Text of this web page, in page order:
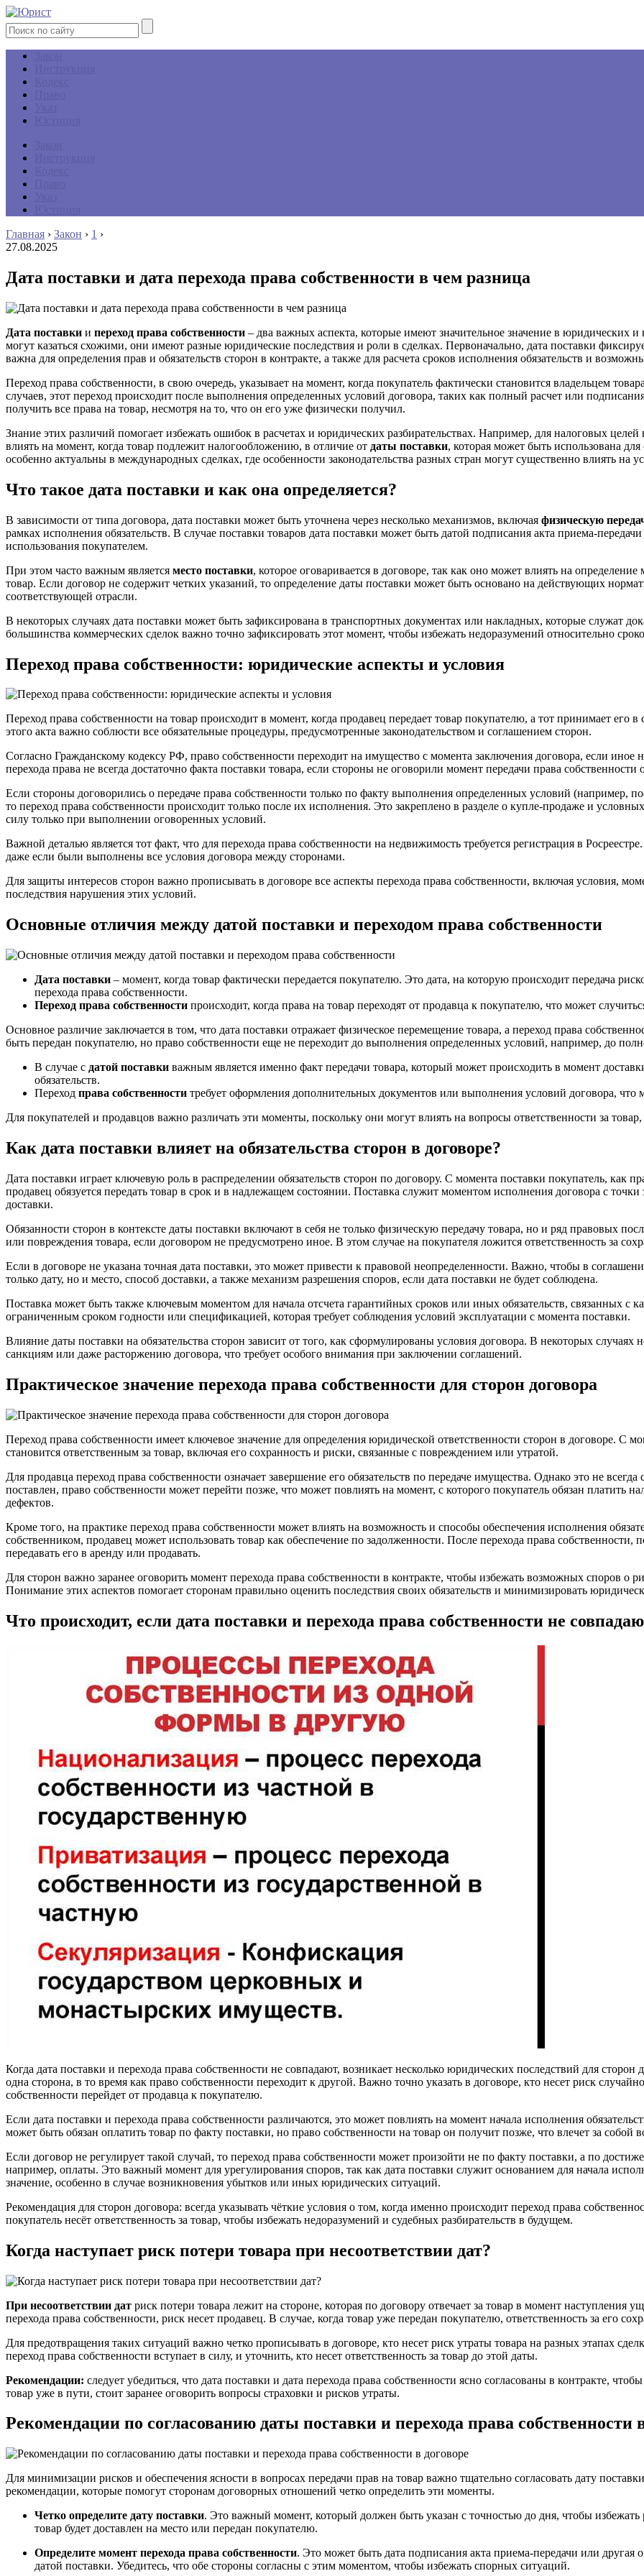
Главная › Закон › 1 ›
27.08.2025
Дата поставки и дата перехода права собственности в чем разница
Дата поставки и переход права собственности – два важных аспекта, которые имеют значительное значение в юридических
могут казаться схожими, они имеют разные юридические последствия и роли в сделках. Первоначально, дата поставки
важна для определения прав и обязательств сторон в контракте, а также для расчета сроков исполнения обязательств и
Переход права собственности, в свою очередь, указывает на момент, когда покупатель фактически становится владельцем
случаев, этот переход происходит после выполнения определенных условий договора, таких как полный расчет или
получить все права на товар, несмотря на то, что он его уже физически получил.
Знание этих различий помогает избежать ошибок в расчетах и юридических разбирательствах. Например, для налоговых
влиять на момент, когда товар подлежит налогообложению, в отличие от даты поставки, которая может быть использована
особенно актуальны в международных сделках, где особенности законодательства разных стран могут существенно влиять на
Что такое дата поставки и как она определяется?
В зависимости от типа договора, дата поставки может быть уточнена через несколько механизмов, включая физическую
рамках исполнения обязательств. В случае поставки товаров дата поставки может быть датой подписания акта приема-
использования покупателем.
При этом часто важным является место поставки, которое оговаривается в договоре, так как оно может влиять на
товар. Если договор не содержит четких указаний, то определение даты поставки может быть основано на действующих
соответствующей отрасли.
В некоторых случаях дата поставки может быть зафиксирована в транспортных документах или накладных, которые служат
большинства коммерческих сделок важно точно зафиксировать этот момент, чтобы избежать недоразумений относительно
Переход права собственности: юридические аспекты и условия
Переход права собственности на товар происходит в момент, когда продавец передает товар покупателю, а тот принимает его
этого акта важно соблюсти все обязательные процедуры, предусмотренные законодательством и соглашением сторон.
Согласно Гражданскому кодексу РФ, право собственности переходит на имущество с момента заключения договора, если иное
перехода права не всегда достаточно факта поставки товара, если стороны не оговорили момент передачи права собственности
Если стороны договорились о передаче права собственности только по факту выполнения определенных условий (например,
то переход права собственности происходит только после их исполнения. Это закреплено в разделе о купле-продаже и
силу только при выполнении оговоренных условий.
Важной деталью является тот факт, что для перехода права собственности на недвижимость требуется регистрация в
даже если были выполнены все условия договора между сторонами.
Для защиты интересов сторон важно прописывать в договоре все аспекты перехода права собственности, включая условия,
последствия нарушения этих условий.
Основные отличия между датой поставки и переходом права собственности
Дата поставки – момент, когда товар фактически передается покупателю. Это дата, на которую происходит передача
перехода права собственности.
Переход права собственности происходит, когда права на товар переходят от продавца к покупателю, что может
Основное различие заключается в том, что дата поставки отражает физическое перемещение товара, а переход права
быть передан покупателю, но право собственности еще не переходит до выполнения определенных условий, например, до
В случае с датой поставки важным является именно факт передачи товара, который может происходить в момент
обязательств.
Переход права собственности требует оформления дополнительных документов или выполнения условий договора, что
Для покупателей и продавцов важно различать эти моменты, поскольку они могут влиять на вопросы ответственности за товар,
Как дата поставки влияет на обязательства сторон в договоре?
Дата поставки играет ключевую роль в распределении обязательств сторон по договору. С момента поставки покупатель, как
продавец обязуется передать товар в срок и в надлежащем состоянии. Поставка служит моментом исполнения договора с
доставки.
Обязанности сторон в контексте даты поставки включают в себя не только физическую передачу товара, но и ряд правовых
или повреждения товара, если договором не предусмотрено иное. В этом случае на покупателя ложится ответственность за
Если в договоре не указана точная дата поставки, это может привести к правовой неопределенности. Важно, чтобы в
только дату, но и место, способ доставки, а также механизм разрешения споров, если дата поставки не будет соблюдена.
Поставка может быть также ключевым моментом для начала отсчета гарантийных сроков или иных обязательств, связанных с
ограниченным сроком годности или спецификацией, которая требует соблюдения условий эксплуатации с момента поставки.
Влияние даты поставки на обязательства сторон зависит от того, как сформулированы условия договора. В некоторых
санкциям или даже расторжению договора, что требует особого внимания при заключении соглашений.
Практическое значение перехода права собственности для сторон договора
Переход права собственности имеет ключевое значение для определения юридической ответственности сторон в договоре. С
становится ответственным за товар, включая его сохранность и риски, связанные с повреждением или утратой.
Для продавца переход права собственности означает завершение его обязательств по передаче имущества. Однако это не
поставлен, право собственности может перейти позже, что может повлиять на момент, с которого покупатель обязан платить
дефектов.
Кроме того, на практике переход права собственности может влиять на возможность и способы обеспечения исполнения
собственником, продавец может использовать товар как обеспечение по задолженности. После перехода права
передавать его в аренду или продавать.
Для сторон важно заранее оговорить момент перехода права собственности в контракте, чтобы избежать возможных споров о
Понимание этих аспектов помогает сторонам правильно оценить последствия своих обязательств и минимизировать
Что происходит, если дата поставки и перехода права собственности не
Когда дата поставки и перехода права собственности не совпадают, возникает несколько юридических последствий для
одна сторона, в то время как право собственности переходит к другой. Важно точно указать в договоре, кто несет риск
собственности перейдет от продавца к покупателю.
Если дата поставки и перехода права собственности различаются, это может повлиять на момент начала исполнения
может быть обязан оплатить товар по факту поставки, но право собственности на товар он получит позже, что влечет за собой
Если договор не регулирует такой случай, то переход права собственности может произойти не по факту поставки, а по
например, оплаты. Это важный момент для урегулирования споров, так как дата поставки служит основанием для начала
значение, особенно в случае возникновения убытков или иных юридических ситуаций.
Рекомендация для сторон договора: всегда указывать чёткие условия о том, когда именно происходит переход права
покупатель несёт ответственность за товар, чтобы избежать недоразумений и судебных разбирательств в будущем.
Когда наступает риск потери товара при несоответствии дат?
При несоответствии дат риск потери товара лежит на стороне, которая по договору отвечает за товар в момент наступления
перехода права собственности, риск несет продавец. В случае, когда товар уже передан покупателю, ответственность за его
Для предотвращения таких ситуаций важно четко прописывать в договоре, кто несет риск утраты товара на разных этапах
переход права собственности вступает в силу, и уточнить, кто несет ответственность за товар до этой даты.
Рекомендации: следует убедиться, что дата поставки и дата перехода права собственности ясно согласованы в контракте,
товар уже в пути, стоит заранее оговорить вопросы страховки и рисков утраты.
Рекомендации по согласованию даты поставки и перехода права собственности
Для минимизации рисков и обеспечения ясности в вопросах передачи прав на товар важно тщательно согласовать дату
рекомендации, которые помогут сторонам договорных отношений четко определить эти моменты.
Четко определите дату поставки. Это важный момент, который должен быть указан с точностью до дня, чтобы
товар будет доставлен на место или передан покупателю.
Определите момент перехода права собственности. Это может быть дата подписания акта приема-передачи или другая
датой поставки. Убедитесь, что обе стороны согласны с этим моментом, чтобы избежать спорных ситуаций.